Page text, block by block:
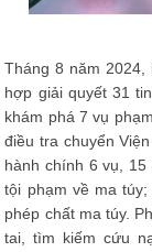
Tháng 8 năm
hợp giải quyết 31
khám phá 7 vụ
điều tra chuyển
hành chính 6 vụ,
tội phạm về ma
phép chất ma túy.
tai, tìm kiếm cứu